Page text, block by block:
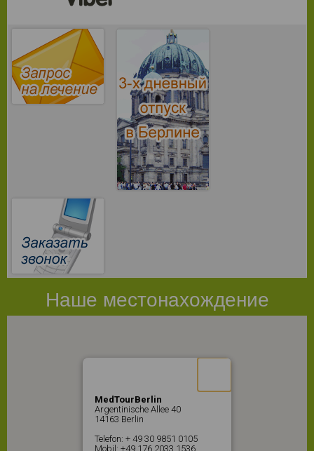
Наше местонахождение
MedTourBerlin
Argentinische Allee 40
14163 Berlin
Telefon: + 49 30 9851 0105
Mobil: +49 176 2033 1536